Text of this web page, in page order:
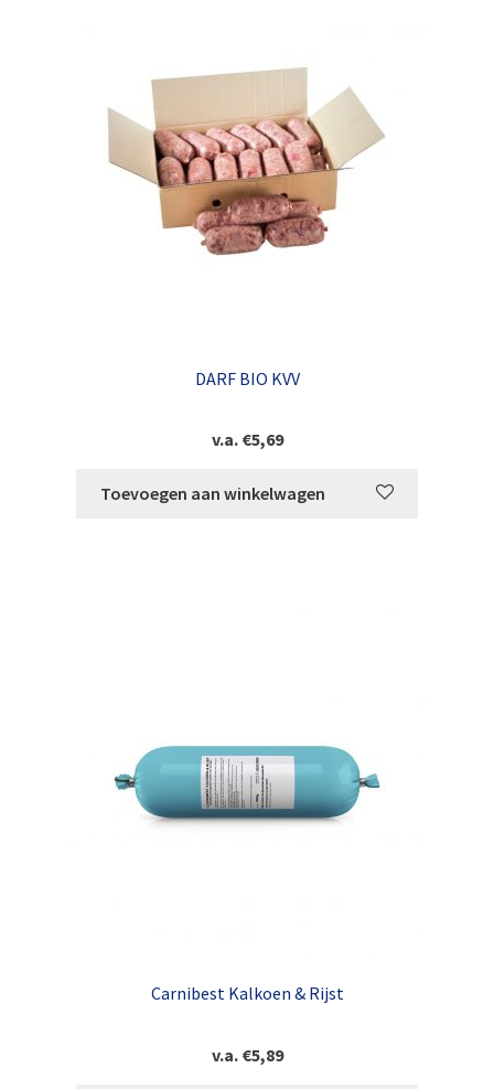
DARF BIO KVV
v.a. €5,69
Toevoegen aan winkelwagen
Carnibest Kalkoen & Rijst
v.a. €5,89